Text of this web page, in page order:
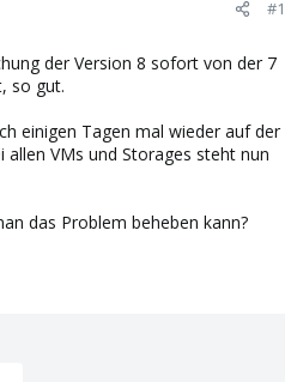
#1
der Version 8 sofort von der 7
so gut.
einigen Tagen mal wieder auf der
VMs und Storages steht nun
das Problem beheben kann?